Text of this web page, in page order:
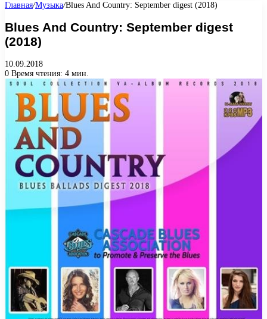
Главная/Музыка/Blues And Country: September digest (2018)
Blues And Country: September digest
(2018)
10.09.2018
0 Время чтения: 4 мин.